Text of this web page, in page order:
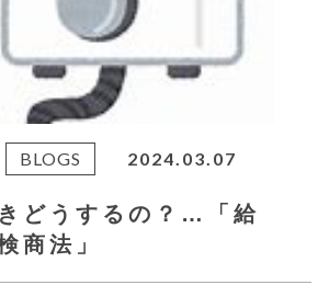
BLOGS 2024.03.07
どうするの？…「給
商法」